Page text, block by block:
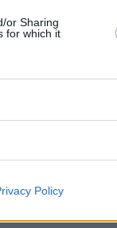
or Sharing
for which it
Policy
of a federal
for the
performing arts